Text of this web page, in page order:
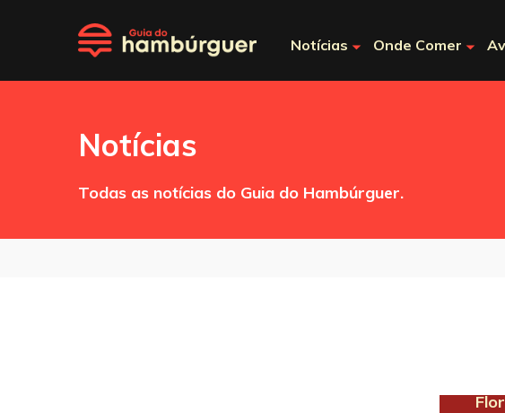
Notícias Onde Comer
Notícias
Todas as notícias do Guia do Hambúrguer.